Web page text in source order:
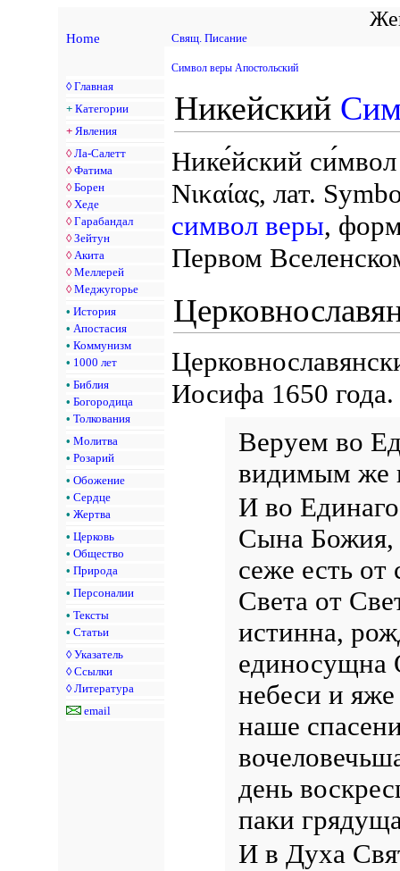
Home Свящ. Писание
◊ Главная
+ Категории
+ Явления
◊ Ла-Салетт
◊ Фатима
◊ Борен
◊ Хеде
◊ Гарабандал
◊ Зейтун
◊ Акита
◊ Меллерей
◊ Меджугорье
• История
• Апостасия
• Коммунизм
• 1000 лет
• Библия
• Богородица
• Толкования
• Молитва
• Розарий
• Обожение
• Сердце
• Жертва
• Церковь
• Общество
• Природа
• Персоналии
• Тексты
• Статьи
◊ Указатель
◊ Ссылки
◊ Литература
email
Символ веры Апостольский
Никейский
Нике́йский
Νικαίας, лат.
символ веры,
Первом
Иосифа 1650 года.
Веруем во
видимым же
И во
Сына Божия,
сеже есть
Света от
истинна,
единосущна
небеси и яже
наше
день
паки
И в Духа